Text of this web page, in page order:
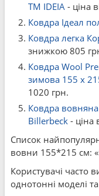
TM IDEIA - ціна
Ковдра Ідеал
Ковдра легка
знижкою 805
Ковдра Wool
зимова 155 x
1020 грн.
Ковдра
Billerbeck - ціна
Список
вовни 155*215 см:
Користувачі часто
однотонні моделі